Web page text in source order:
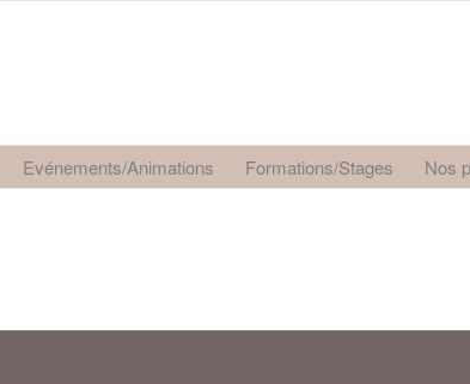
Evénements/Animations Formations/Stages Nos